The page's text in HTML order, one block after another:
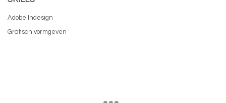
Adobe Indesign
Grafisch vormgeven